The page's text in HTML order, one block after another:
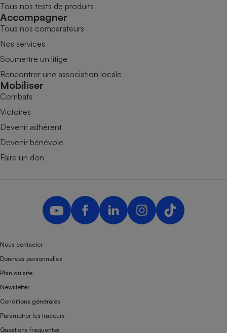
Tous nos tests de produits
Accompagner
Tous nos comparateurs
Nos services
Soumettre un litige
Rencontrer une association locale
Mobiliser
Combats
Victoires
Devenir adhérent
Devenir bénévole
Faire un don
Nous contacter
Données personnelles
Plan du site
Newsletter
Conditions générales
Paramétrer les traceurs
Questions fréquentes